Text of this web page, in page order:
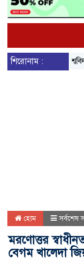
শিরোনাম :
ব্রুনেল
হোম সর্বশেষ
মরণোত্তর
বেগম খালেদা